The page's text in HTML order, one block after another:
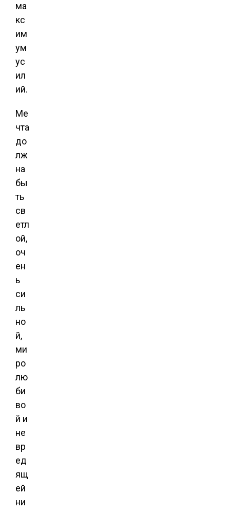
ма
кс
им
ум
ус
ил
ий.
Ме
чта
до
лж
на
бы
ть
св
етл
ой,
оч
ен
ь
си
ль
но
й,
ми
ро
лю
би
во
й и
не
вр
ед
ящ
ей
ни